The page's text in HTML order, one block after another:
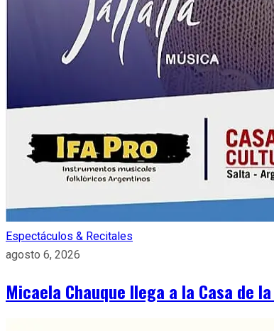
Espectáculos & Recitales
agosto 6, 2026
Micaela Chauque llega a la Casa de